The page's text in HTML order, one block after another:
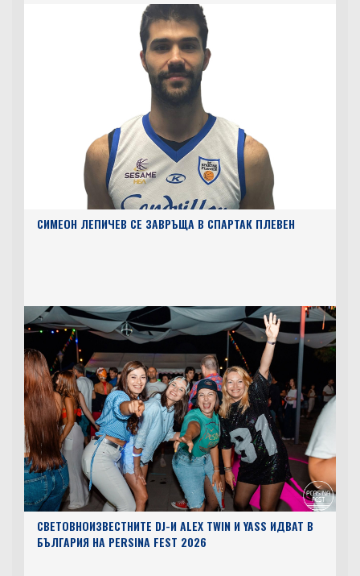
СИМЕОН ЛЕПИЧЕВ СЕ ЗАВРЪЩА В СПАРТАК ПЛЕВЕН
СВЕТОВНОИЗВЕСТНИТЕ DJ-И ALEX TWIN И YASS ИДВАТ В
БЪЛГАРИЯ НА PERSINA FEST 2026